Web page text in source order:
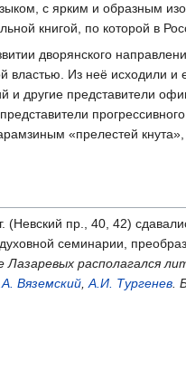
с ярким и образным
книгой, по которой в
дворянского
Из неё исходили
другие представители
«прелестей
пр., 40, 42)
семинарии,
располагался
Вяземский ,А.И. Тургенев .